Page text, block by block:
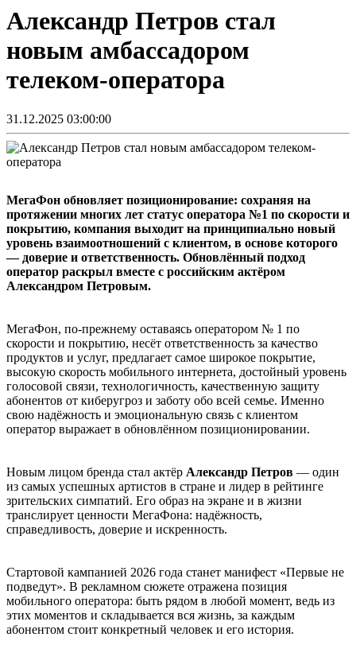
Александр Петров стал
новым амбассадором
телеком-оператора
31.12.2025 03:00:00
МегаФон обновляет позиционирование: сохраняя на
протяжении многих лет статус оператора №1 по скорости и
покрытию, компания выходит на принципиально новый
уровень взаимоотношений с клиентом, в основе которого
— доверие и ответственность. Обновлённый подход
оператор раскрыл вместе с российским актёром
Александром Петровым.
МегаФон, по-прежнему оставаясь оператором № 1 по
скорости и покрытию, несёт ответственность за качество
продуктов и услуг, предлагает самое широкое покрытие,
высокую скорость мобильного интернета, достойный уровень
голосовой связи, технологичность, качественную защиту
абонентов от киберугроз и заботу обо всей семье. Именно
свою надёжность и эмоциональную связь с клиентом
оператор выражает в обновлённом позиционировании.
Новым лицом бренда стал актёр Александр Петров — один
из самых успешных артистов в стране и лидер в рейтинге
зрительских симпатий. Его образ на экране и в жизни
транслирует ценности МегаФона: надёжность,
справедливость, доверие и искренность.
Стартовой кампанией 2026 года станет манифест «Первые не
подведут». В рекламном сюжете отражена позиция
мобильного оператора: быть рядом в любой момент, ведь из
этих моментов и складывается вся жизнь, за каждым
абонентом стоит конкретный человек и его история.